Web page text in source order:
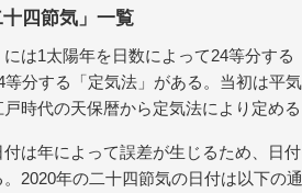
四節気」一覧
には1太陽年を日数によって24等分す
等分する「定気法」がある。当初は平
時代の天保暦から定気法により定め
付は年によって誤差が生じるため、日
2020年の二十四節気の日付は以下の